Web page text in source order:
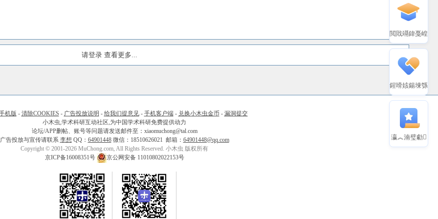
请登录 查看更多...
机版 - 清除COOKIES - 广告投放说明 - 给我们提意见- 手机客户端- 兑换小木虫金币 - 漏洞提交
小木虫,学术科研互动社区,为中国学术科研免费提供动力
论坛/APP删帖、账号等问题请发送邮件至：xiaomuchong@tal.com
广告投放与宣传请联系 李想 QQ： 64901448微信：18510626021 邮箱： 64901448@qq.com
Copyright © 2001-2026 MuChong.com, All Rights Reserved. 小木虫 版权所有
京ICP备16008351号
京公网安备 11010802022153号
閲戝竵鍏戞崲
鍟嗗姟鍚堜綔
瀛︽湳璧勮